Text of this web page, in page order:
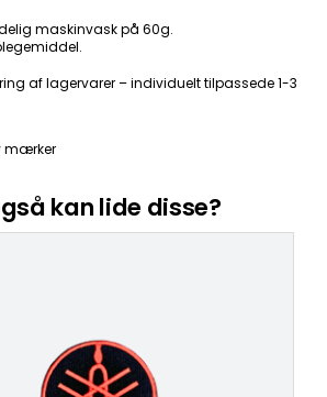
maskinvask på 60g.
af lagervarer – individuelt tilpassede 1-3
mærker
kan lide disse?